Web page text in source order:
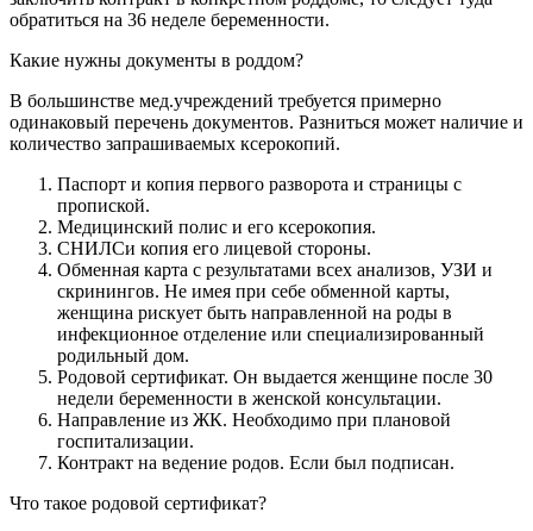
обратиться на 36 неделе беременности.
Какие нужны документы в роддом?
В большинстве мед.учреждений требуется примерно
одинаковый перечень документов. Разниться может наличие и
количество запрашиваемых ксерокопий.
Паспорт и копия первого разворота и страницы с
пропиской.
Медицинский полис и его ксерокопия.
СНИЛСи копия его лицевой стороны.
Обменная карта с результатами всех анализов, УЗИ и
скринингов. Не имея при себе обменной карты,
женщина рискует быть направленной на роды в
инфекционное отделение или специализированный
родильный дом.
Родовой сертификат. Он выдается женщине после 30
недели беременности в женской консультации.
Направление из ЖК. Необходимо при плановой
госпитализации.
Контракт на ведение родов. Если был подписан.
Что такое родовой сертификат?